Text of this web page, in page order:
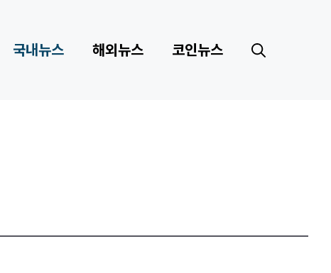
국내뉴스 해외뉴스 코인뉴스